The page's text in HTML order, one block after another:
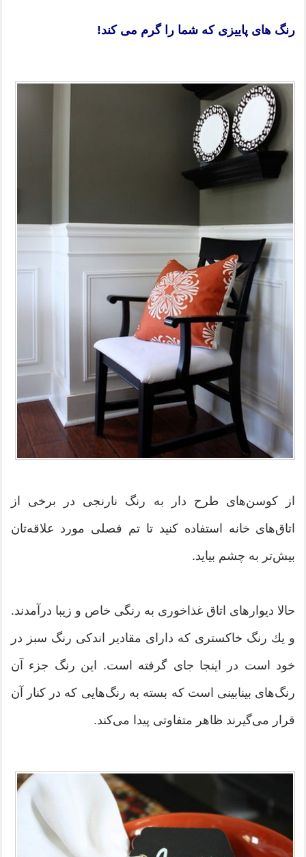
رنگ های پاییزی که شما را گرم می کند!
از كوسن‌های طرح دار به رنگ نارنجی در برخی از
اتاق‌های خانه استفاده كنید تا تم فصلی مورد علاقه‌‌تان
بیش‌تر به چشم بیاید.
حالا دیوارهای اتاق غذاخوری به رنگی خاص و زیبا درآمدند.
و یك رنگ خاكستری كه دارای مقادیر اندكی رنگ سبز در
خود است در اینجا جای گرفته است. این رنگ جزء آن
رنگ‌های بینابینی است كه بسته به رنگ‌هایی كه در كنار آن
قرار می‌گیرند ظاهر متفاوتی پیدا می‌كند.